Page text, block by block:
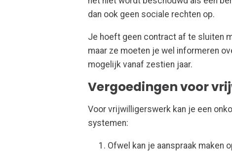
dan ook geen sociale rechten op.
Je hoeft geen contract af te sluiten
maar ze moeten je wel informeren
mogelijk vanaf zestien jaar.
Vergoedingen voor
Voor vrijwilligerswerk kan je een
systemen:
Ofwel kan je aanspraak maken